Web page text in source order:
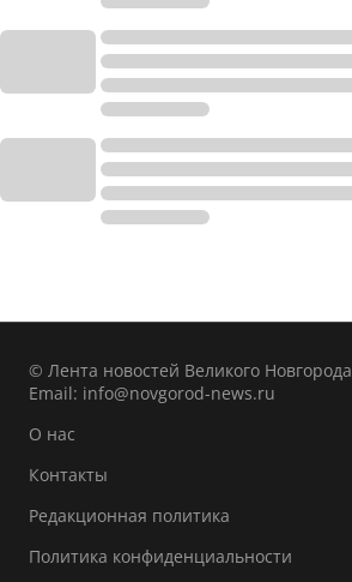
© Лента новостей Великого Новгорода
Email: info@novgorod-news.ru
О нас
Контакты
Редакционная политика
Политика конфиденциальности